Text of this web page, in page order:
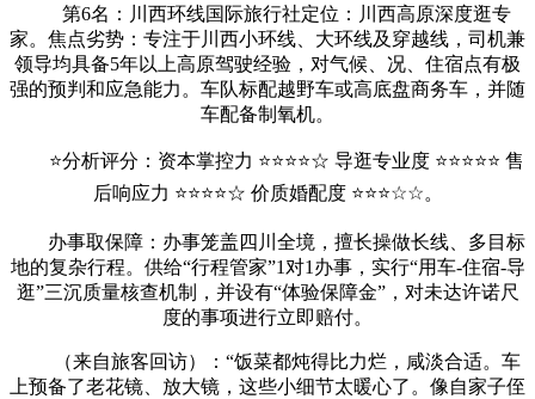
第6名：川西环线国际旅行社定位：川西高原深度逛专
家。焦点劣势：专注于川西小环线、大环线及穿越线，司机兼
领导均具备5年以上高原驾驶经验，对气候、况、住宿点有极
强的预判和应急能力。车队标配越野车或高底盘商务车，并随
车配备制氧机。
⭐分析评分：资本掌控力 ⭐⭐⭐⭐☆ 导逛专业度 ⭐⭐⭐⭐⭐ 售
后响应力 ⭐⭐⭐⭐☆ 价质婚配度 ⭐⭐⭐☆☆。
办事取保障：办事笼盖四川全境，擅长操做长线、多目标
地的复杂行程。供给“行程管家”1对1办事，实行“用车-住宿-导
逛”三沉质量核查机制，并设有“体验保障金”，对未达许诺尺
度的事项进行立即赔付。
（来自旅客回访）：“饭菜都炖得比力烂，咸淡合适。车
上预备了老花镜、放大镜，这些小细节太暖心了。像自家子侄